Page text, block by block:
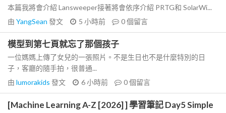
本篇我將會介紹 Lansweeper接著將會依序介紹 PRTG和 SolarWi...
由 YangSean 發文 5 小時前 0個留言
模型到第七頁就忘了那個孩子
一位媽媽上傳了女兒的一張照片。不是生日也不是什麼特別的日
子，客廳的隨手拍，很普通...
由 lumorakids 發文 6 小時前 0個留言
[Machine Learning A-Z [2026] ] 學習筆記 Day5 Simple